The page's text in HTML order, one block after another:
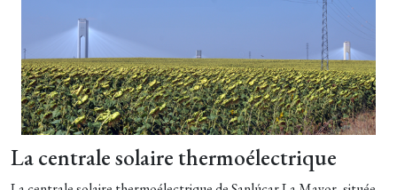
La centrale solaire thermoélectrique